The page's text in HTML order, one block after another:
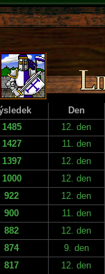
Den
1485
12. den
1427
11. den
1397
12. den
1000
12. den
922
12. den
900
11. den
882
12. den
874
9. den
817
12. den